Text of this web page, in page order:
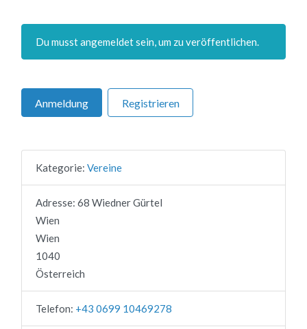
Du musst angemeldet sein, um zu veröffentlichen.
Anmeldung Registrieren
Kategorie: Vereine
Adresse: 68 Wiedner Gürtel
Wien
Wien
1040
Österreich
Telefon: +43 0699 10469278